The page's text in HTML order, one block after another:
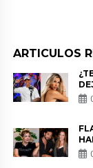
ARTICULOS
DE
DE